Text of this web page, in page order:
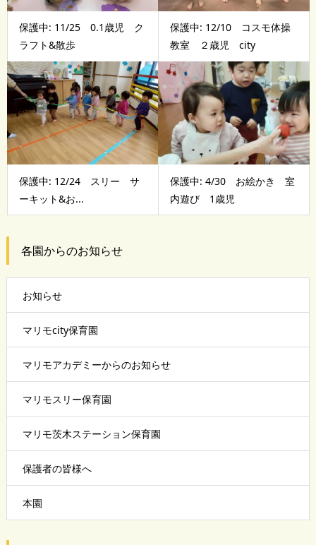
保護中: 11/25 0.1歳児 ク
ラフト&散歩
保護中: 12/10 コスモ体操
教室 ２歳児 city
保護中: 12/24 スリー サ
ーキット&お...
保護中: 4/30 お絵かき 室
内遊び 1歳児
各園からのお知らせ
お知らせ
マリモcity保育園
マリモアカデミーからのお知らせ
マリモスリー保育園
マリモ茨木ステーション保育園
保護者の皆様へ
本園